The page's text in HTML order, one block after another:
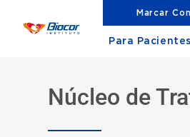
Marcar
Para Pacientes
Núcleo de